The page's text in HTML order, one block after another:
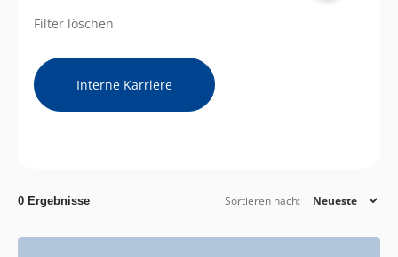
Filter löschen
Interne Karriere
0 Ergebnisse Sortieren nach: